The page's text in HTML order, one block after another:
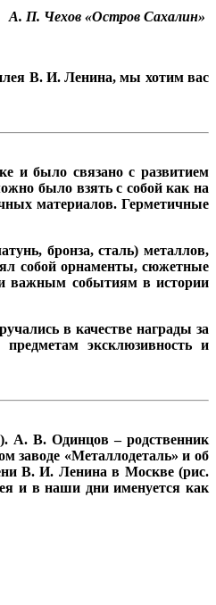
А. П. Чехов «Остров Сахалин»
В. И. Ленина, мы хотим вас
и было связано с развитием
было взять с собой как на
материалов. Герметичные
бронза, сталь) металлов,
собой орнаменты, сюжетные
и важным событиям в истории
в качестве награды за
эксклюзивность и
А. В. Одинцов – родственник
заводе «Металлодеталь» и об
В. И. Ленина в Москве(рис.
и в наши дни именуется как